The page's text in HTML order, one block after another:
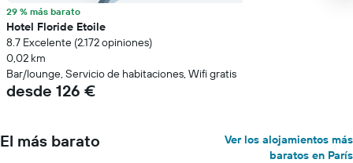
29 % más barato
Hotel Floride Etoile
8.7 Excelente (2.172 opiniones)
0,02 km
Bar/lounge, Servicio de habitaciones, Wifi gratis
desde 126 €
El más barato
Ver los alojamientos más
baratos en París